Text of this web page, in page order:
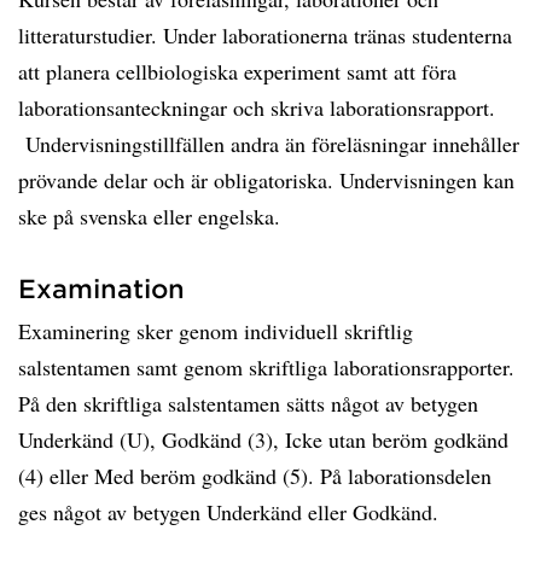
litteraturstudier. Under laborationerna tränas studenterna
att planera cellbiologiska experiment samt att föra
laborationsanteckningar och skriva laborationsrapport.
Undervisningstillfällen andra än föreläsningar innehåller
prövande delar och är obligatoriska. Undervisningen kan
ske på svenska eller engelska.
Examination
Examinering sker genom individuell skriftlig
salstentamen samt genom skriftliga laborationsrapporter.
På den skriftliga salstentamen sätts något av betygen
Underkänd (U), Godkänd (3), Icke utan beröm godkänd
(4) eller Med beröm godkänd (5). På laborationsdelen
ges något av betygen Underkänd eller Godkänd.